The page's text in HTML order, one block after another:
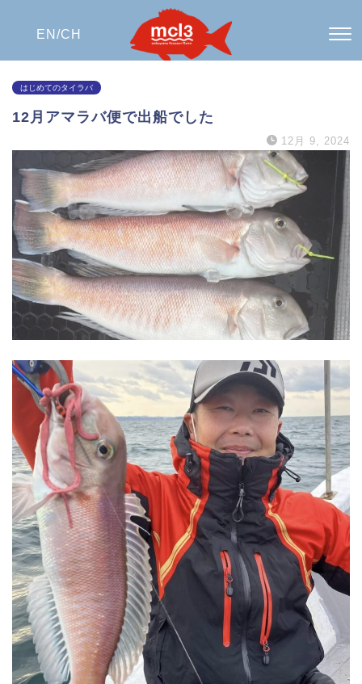
EN/CH
はじめてのタイラバ
12月アマラバ便で出船でした
12月 9, 2024